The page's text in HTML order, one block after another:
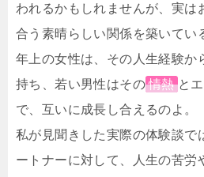
われるかもしれませんが、実は
合う素晴らしい関係を築いてい
年上の女性は、その人生経験か
持ち、若い男性はその 情熱 と
で、互いに成長し合えるのよ。
私が見聞きした実際の体験談で
ートナーに対して、人生の苦労